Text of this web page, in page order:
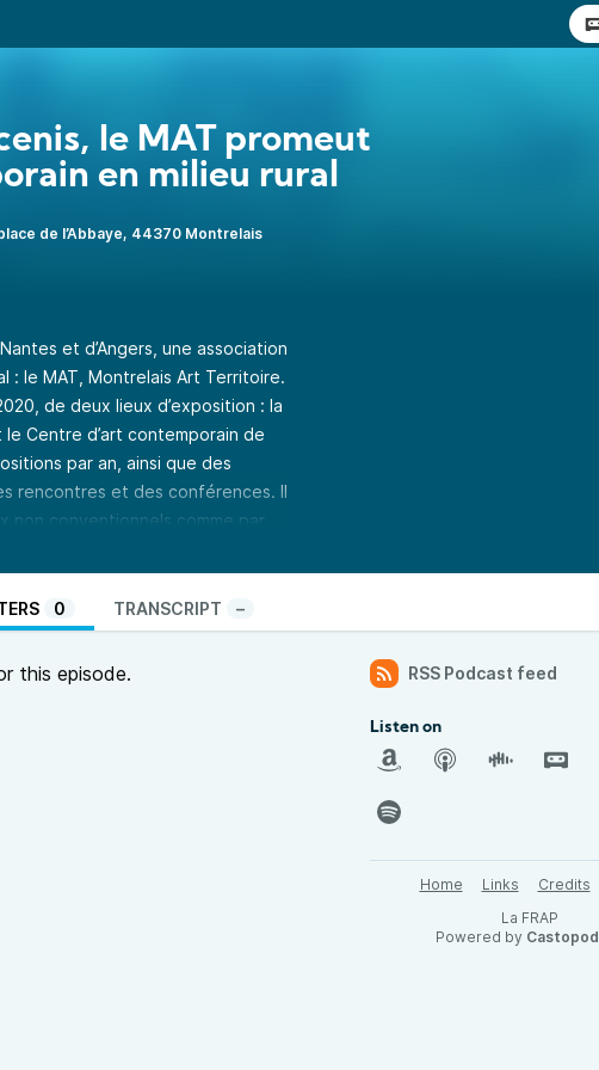
le MAT promeut
en milieu rural
de l’Abbaye, 44370 Montrelais
et d’Angers, une association
: le MAT, Montrelais Art Territoire.
de deux lieux d’exposition : la
Centre d’art contemporain de
par an, ainsi que des
rencontres et des conférences. Il
non conventionnels comme par
est porté par une équipe de
à Isabelle Tellier, directrice de la
0 TRANSCRIPT –
this episode. RSS Podcast feed
Listen on
Home Links Credits
La FRAP
Powered by Castopod